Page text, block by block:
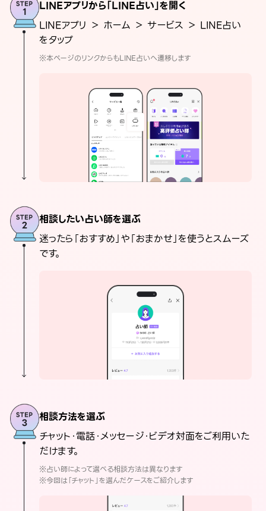
LINEアプリから「LINE占い」を開く
LINEアプリ ＞ ホーム ＞ サービス ＞ LINE占い
をタップ
※本ページのリンクからもLINE占いへ遷移します
相談したい占い師を選ぶ
迷ったら「おすすめ」や「おまかせ」を使うとスムーズ
です。
相談方法を選ぶ
チャット・電話・メッセージ・ビデオ対面をご利用いた
だけます。
※占い師によって選べる相談方法は異なります
※今回は「チャット」を選んだケースをご紹介します